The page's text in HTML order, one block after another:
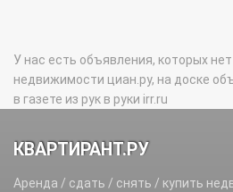
У нас есть объявления, которых нет
недвижимости циан.ру, на доске
в газете из рук в руки irr.ru
КВАРТИРАНТ.РУ
Аренда / сдать / снять / купить